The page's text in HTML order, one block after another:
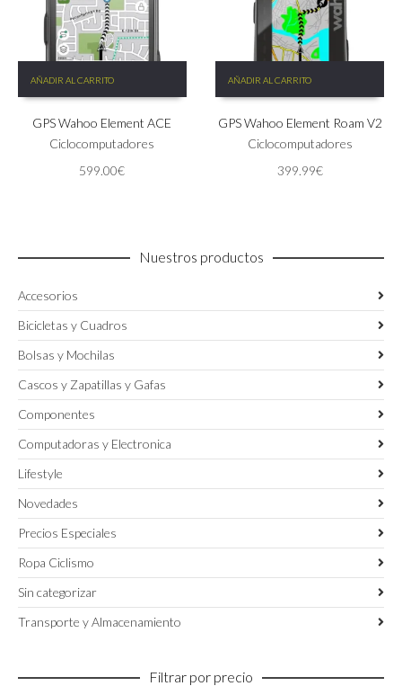
AÑADIR AL CARRITO
GPS Wahoo Element ACE
Ciclocomputadores
599.00€
AÑADIR AL CARRITO
GPS Wahoo Element Roam V2
Ciclocomputadores
399.99€
Nuestros productos
Accesorios
Bicicletas y Cuadros
Bolsas y Mochilas
Cascos y Zapatillas y Gafas
Componentes
Computadoras y Electronica
Lifestyle
Novedades
Precios Especiales
Ropa Ciclismo
Sin categorizar
Transporte y Almacenamiento
Filtrar por precio